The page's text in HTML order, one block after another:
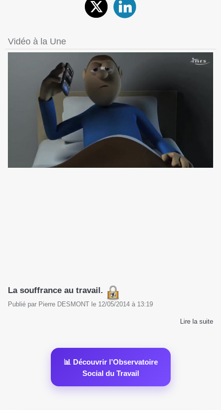
Vidéo à la Une
La souffrance au travail.
Publié par Pierre DESMONT le 12/05/2014 à 13:19
Lire la suite
📊 Découvrir l’Observatoire
Social du Travail